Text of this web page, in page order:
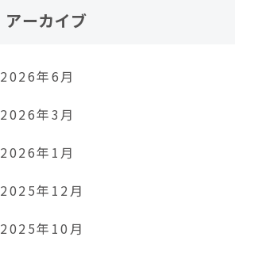
アーカイブ
2026年6月
2026年3月
2026年1月
2025年12月
2025年10月